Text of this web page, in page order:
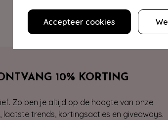
Accepteer cookies
10% KORTING
Zo ben je altijd op de hoogte van onze
laatste trends, kortingsacties en giveaways.